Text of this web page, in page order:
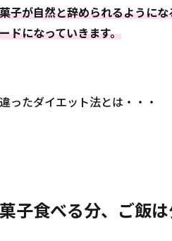
子が自然と辞められるように
ドになっていきます。
ったダイエット法とは・・・
菓子食べる分、ご飯